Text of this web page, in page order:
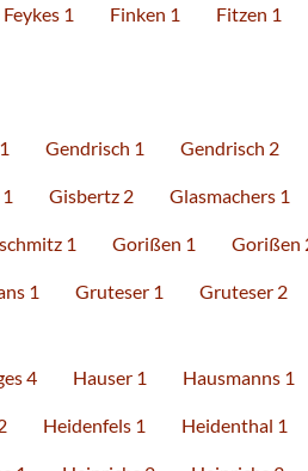
Feykes 1 Finken 1 Fitzen 1
Gendrisch 1 Gendrisch 2
Gisbertz 2 Glasmachers 1
1 Gorißen 1 Gorißen
1 Gruteser 1 Gruteser 2
4 Hauser 1 Hausmanns 1
Heidenfels 1 Heidenthal 1